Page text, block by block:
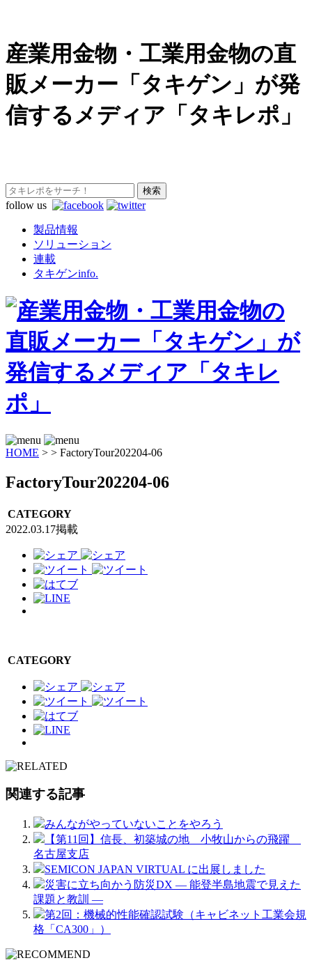
産業用金物・工業用金物の直
販メーカー「タキゲン」が発
信するメディア「タキレポ」
follow us
製品情報
ソリューション
連載
タキゲンinfo.
HOME > > FactoryTour202204-06
FactoryTour202204-06
CATEGORY
2022.03.17掲載
CATEGORY
関連する記事
みんながやっていないことをやろう
【第11回】信長、初築城の地 小牧山からの飛躍
名古屋支店
SEMICON JAPAN VIRTUAL に出展しました
災害に立ち向かう防災DX ― 能登半島地震で見えた
課題と教訓 ―
第2回：機械的性能確認試験（キャビネット工業会規
格「CA300」）